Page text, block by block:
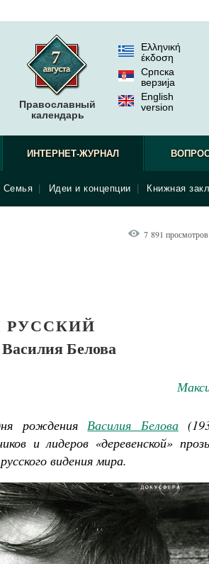
Православный
календарь
Ελληνική
έκδοση
Српска
верзиjа
English
version
ИНТЕРНЕТ-ЖУРНАЛ
Семья Идеи и концепции Книжная
7 891 просмотров
Белова
рожденияВасилия Белова
и лидеров «деревенской»
видения мира.